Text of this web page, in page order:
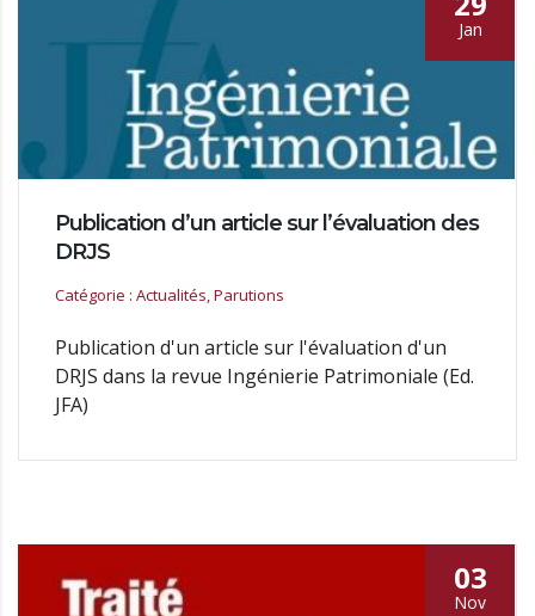
Jan
Publication d’un article sur l’évaluation des
DRJS
Catégorie : Actualités, Parutions
Publication d'un article sur l'évaluation d'un
DRJS dans la revue Ingénierie Patrimoniale (Ed.
JFA)
03
Nov